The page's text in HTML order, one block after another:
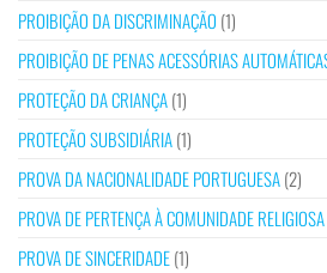
PROIBIÇÃO DA DISCRIMINAÇÃO (1)
PROIBIÇÃO DE PENAS ACESSÓRIAS
PROTEÇÃO DA CRIANÇA(1)
PROTEÇÃO SUBSIDIÁRIA(1)
PROVA DA NACIONALIDADE PORTUGUESA(2)
PROVA DE PERTENÇA À COMUNIDADE RELIGIOSA
PROVA DE SINCERIDADE(1)